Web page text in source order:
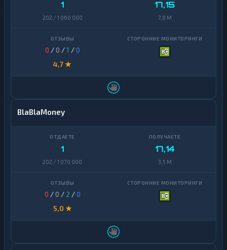
1
202 / 1 060 000
17,15
7,8 M
0 / 0 /1 /0
4,7 ★
BlaBlaMoney
1
202 / 1 070 000
17,14
3,5 M
0 / 0 / 2 /0
5,0 ★